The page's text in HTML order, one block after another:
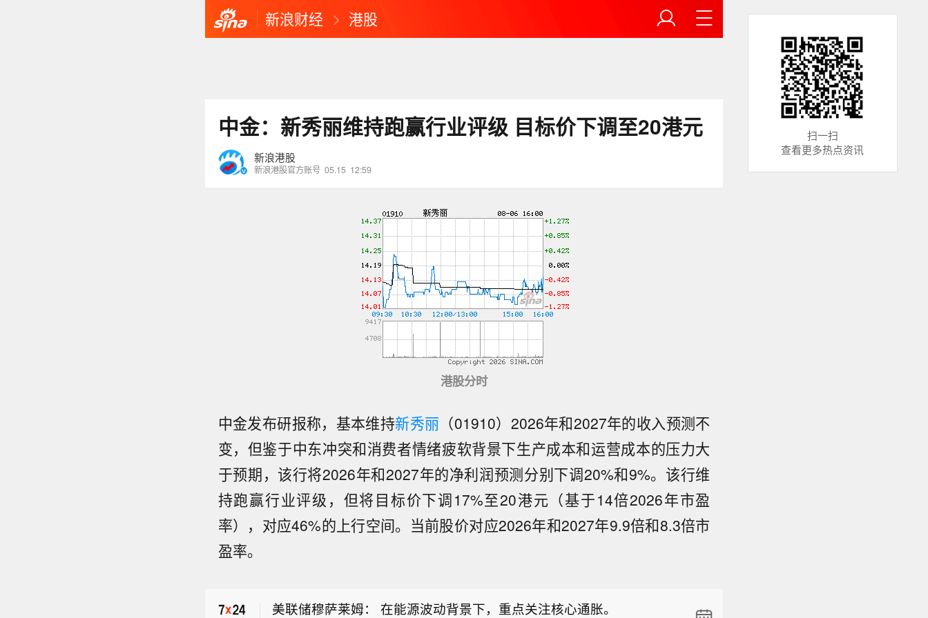
新浪财经 港股
中金：新秀丽维持跑赢行业评级 目标价下调至20港元
新浪港股
新浪港股官方账号 05.15 12:59
港股分时
中金发布研报称，基本维持新秀丽 （01910）2026年和2027年的收入预测不
变，但鉴于中东冲突和消费者情绪疲软背景下生产成本和运营成本的压力大
于预期，该行将2026年和2027年的净利润预测分别下调20%和9%。该行维
持跑赢行业评级，但将目标价下调17%至20港元（基于14倍2026年市盈
率），对应46%的上行空间。当前股价对应2026年和2027年9.9倍和8.3倍市
盈率。
美联储穆萨莱姆： 在能源波动背景下，重点关注核心通胀。
扫一扫
查看更多热点资讯